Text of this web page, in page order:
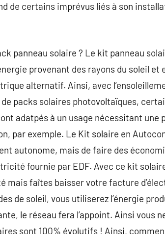
de certains imprévus liés à son
panneau solaire ? Le kit panneau
provenant des rayons du soleil
alternatif. Ainsi, avec
packs solaires photovoltaïques,
adatpés à un usage nécessitant une
par exemple. Le Kit solaire en
autonome, mais de faire des
fournie par EDF. Avec ce kit
mais faîtes baisser votre facture
de soleil, vous utiliserez l’énergie
le réseau fera l’appoint. Ainsi vous
sont 100% évolutifs ! Ainsi,